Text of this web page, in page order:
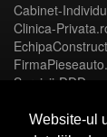
Website-ul
Cabinet-
Clinica-
Servicii-DDD.com